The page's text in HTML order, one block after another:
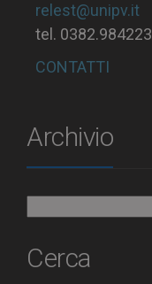
relest@unipv.it
tel. 0382.984223
CONTATTI
Archivio
Cerca